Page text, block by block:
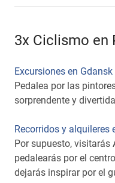
3x Ciclismo en
Excursiones en Gdansk
Pedalea por las
sorprendente y
Recorridos y alquileres
Por supuesto, visitarás
pedalearás por el
dejarás inspirar por el